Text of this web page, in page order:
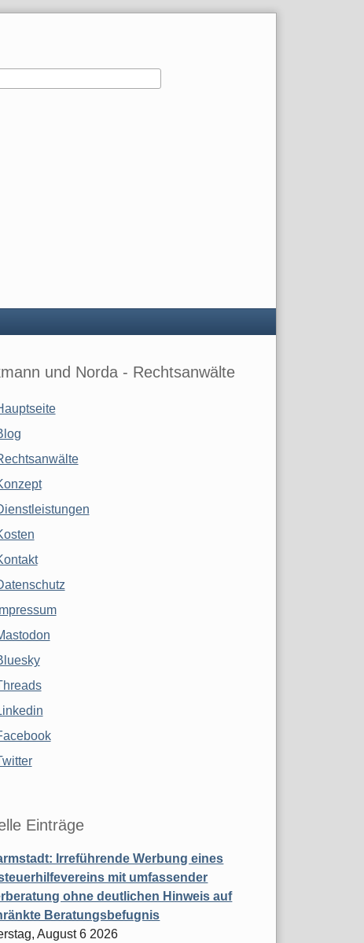
und Norda - Rechtsanwälte
Impressum
Einträge
Irreführende Werbung eines
mit umfassender
ohne deutlichen Hinweis auf
Beratungsbefugnis
August 6 2026